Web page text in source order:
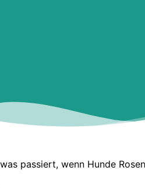
passiert, wenn Hunde